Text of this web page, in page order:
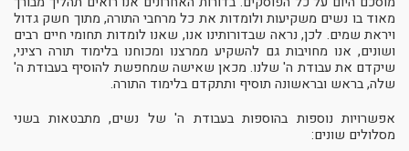
מאוד בו נשים משקיעות ולומדות את כל מרחבי התורה, מתוך חשק גדול
ויראת שמים. לכן, נראה שבדורותינו אנו, שאנו לומדות תחומי חיים רבים
ושונים, אנו מחויבות גם להשקיע ממרצנו ומכוחנו בלימוד תורה רציני,
שיקדם את עבודת ה' שלנו. מכאן שאישה שמחפשת להוסיף בעבודת ה'
שלה, בראש ובראשונה תוסיף ותתקדם בלימוד התורה.
אפשרויות נוספות בהוספות בעבודת ה' של נשים, מתבטאות בשני
מסלולים שונים: